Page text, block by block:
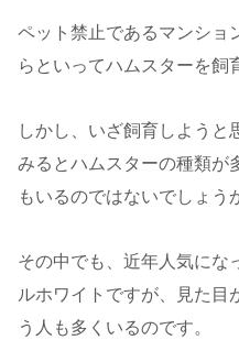
ペット禁止であるマンショ
らといってハムスターを飼
しかし、いざ飼育しようと
みるとハムスターの種類が
もいるのではないでしょう
その中でも、近年人気にな
ルホワイトですが、見た目
う人も多くいるのです。